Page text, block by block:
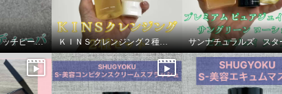
パルマディーバ リッチピールウォッシュ ＫＩＮＳ クレンジング２種セット